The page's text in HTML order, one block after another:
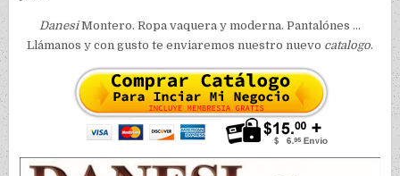
DanesiMontero. Ropa vaquera y moderna. Pantalónes …
Llámanos y con gusto te enviaremos nuestro nuevo catalogo.